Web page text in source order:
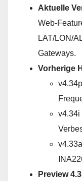
Aktuelle
Web-
LAT/LON/
Gateways.
Vorherige
v4.34i
Preview